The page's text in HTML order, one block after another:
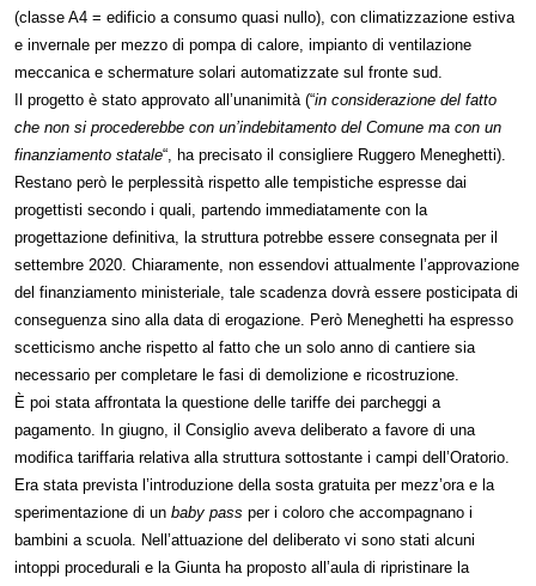
(classe A4 = edificio a consumo quasi nullo), con climatizzazione estiva
e invernale per mezzo di pompa di calore, impianto di ventilazione
meccanica e schermature solari automatizzate sul fronte sud.
Il progetto è stato approvato all’unanimità (“in considerazione del fatto
che non si procederebbe con un’indebitamento del Comune ma con un
finanziamento statale“, ha precisato il consigliere Ruggero Meneghetti).
Restano però le perplessità rispetto alle tempistiche espresse dai
progettisti secondo i quali, partendo immediatamente con la
progettazione definitiva, la struttura potrebbe essere consegnata per il
settembre 2020. Chiaramente, non essendovi attualmente l’approvazione
del finanziamento ministeriale, tale scadenza dovrà essere posticipata di
conseguenza sino alla data di erogazione. Però Meneghetti ha espresso
scetticismo anche rispetto al fatto che un solo anno di cantiere sia
necessario per completare le fasi di demolizione e ricostruzione.
È poi stata affrontata la questione delle tariffe dei parcheggi a
pagamento. In giugno, il Consiglio aveva deliberato a favore di una
modifica tariffaria relativa alla struttura sottostante i campi dell’Oratorio.
Era stata prevista l’introduzione della sosta gratuita per mezz’ora e la
sperimentazione di un baby pass per i coloro che accompagnano i
bambini a scuola. Nell’attuazione del deliberato vi sono stati alcuni
intoppi procedurali e la Giunta ha proposto all’aula di ripristinare la